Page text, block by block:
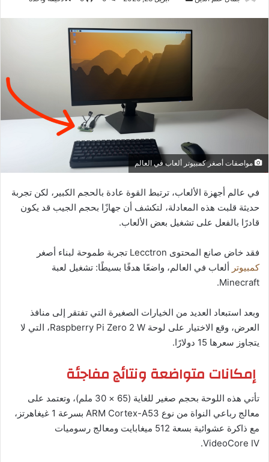
مواصفات أصغر كمبيوتر ألعاب في العالم
في عالم أجهزة الألعاب، ترتبط القوة عادة بالحجم الكبير، لكن تجربة
حديثة قلبت هذه المعادلة، لتكشف أن جهازًا بحجم الجيب قد يكون
قادرًا بالفعل على تشغيل بعض الألعاب.
فقد خاض صانع المحتوى Lecctron تجربة طموحة لبناء أصغر
كمبيوتر ألعاب في العالم، واضعًا هدفًا بسيطًا: تشغيل لعبة
Minecraft.
وبعد استبعاد العديد من الخيارات الصغيرة التي تفتقر إلى منافذ
العرض، وقع الاختيار على لوحة Raspberry Pi Zero 2 W، التي لا
يتجاوز سعرها 15 دولارًا.
إمكانات متواضعة ونتائج مفاجئة
تأتي هذه اللوحة بحجم صغير للغاية (65 × 30 ملم)، وتعتمد على
معالج رباعي النواة من نوع ARM Cortex-A53 بسرعة 1 غيغاهرتز،
مع ذاكرة عشوائية بسعة 512 ميغابايت ومعالج رسوميات
VideoCore IV.